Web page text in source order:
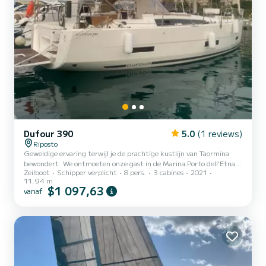
Dufour 390 5.0 (1 reviews)
Riposto
Geweldige ervaring terwijl je de prachtige kustlijn van Taormina
bewondert. We ontmoeten onze gast in de Marina Porto dell'Etna
in Riposto. We beginnen onze navigatie richting Giardini Naxos.
Deze plaats ligt onder het rotsachtige voorgebergte van Taormina.
Dit is de perfecte plek voor snorkelliefhebbers, omdat dit
creëert. Nadat we de baai van Taormina hebben berei...
Zeilboot Schipper verplicht 8 pers. 3 cabines
2021
11.94 m
vanaf $1 097,63